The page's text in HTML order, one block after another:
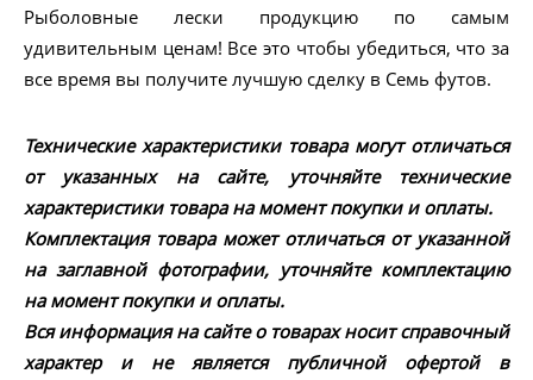
Рыболовные лески продукцию по самым
удивительным ценам! Все это чтобы убедиться, что за
все время вы получите лучшую сделку в Семь футов.
Технические характеристики товара могут отличаться
от указанных на сайте, уточняйте технические
характеристики товара на момент покупки и оплаты.
Комплектация товара может отличаться от указанной
на заглавной фотографии, уточняйте комплектацию
на момент покупки и оплаты.
Вся информация на сайте о товарах носит справочный
характер и не является публичной офертой в